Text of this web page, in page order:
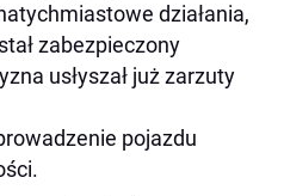
działania,
zabezpieczony
usłyszał już zarzuty
pojazdu